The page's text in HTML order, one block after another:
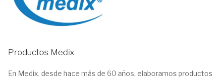
Productos Medix
En Medix, desde hace más de 60 años, elaboramos productos